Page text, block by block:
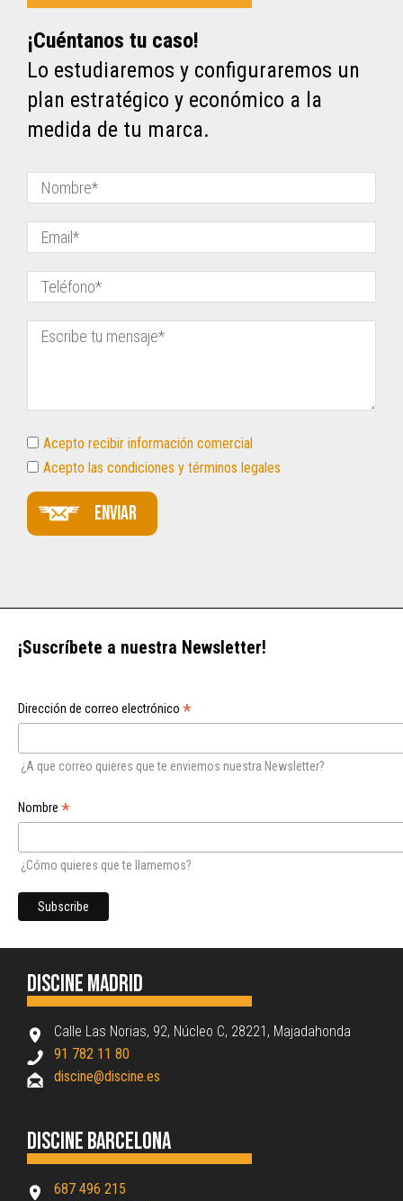
¡Cuéntanos tu caso!
Lo estudiaremos y configuraremos un
plan estratégico y económico a la
medida de tu marca.
Acepto recibir información comercial
Acepto las condiciones y términos legales
Enviar
¡Suscríbete a nuestra Newsletter!
Dirección de correo electrónico *
¿A que correo quieres que te enviemos nuestra Newsletter?
Nombre *
¿Cómo quieres que te llamemos?
Discine Madrid
Calle Las Norias, 92, Núcleo C, 28221, Majadahonda
91 782 11 80
discine@discine.es
Discine Barcelona
687 496 215